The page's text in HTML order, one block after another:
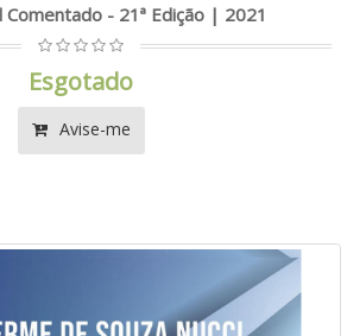
Comentado - 21ª Edição | 2021
Esgotado
Avise-me